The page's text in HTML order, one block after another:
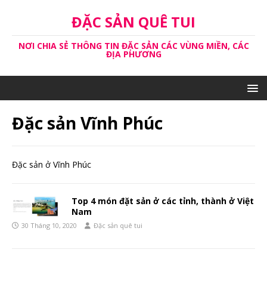
ĐẶC SẢN QUÊ TUI
NƠI CHIA SẺ THÔNG TIN ĐẶC SẢN CÁC VÙNG MIỀN, CÁC
ĐỊA PHƯƠNG
Đặc sản Vĩnh Phúc
Đặc sản ở Vĩnh Phúc
Top 4 món đặt sản ở các tỉnh, thành ở Việt
Nam
30 Tháng 10, 2020 Đặc sản quê tui